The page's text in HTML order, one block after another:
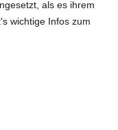
als es ihrem
wichtige Infos zum